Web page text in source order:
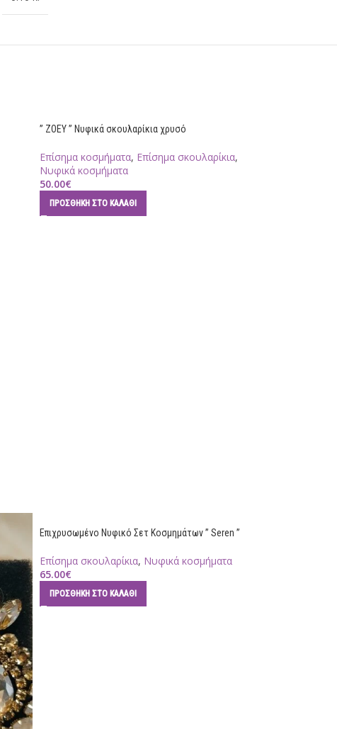
” ZOEY ” Νυφικά σκουλαρίκια χρυσό
Επίσημα κοσμήματα, Επίσημα σκουλαρίκια,
Νυφικά κοσμήματα
50.00€
ΠΡΟΣΘΉΚΗ ΣΤΟ ΚΑΛΆΘΙ
Επιχρυσωμένο Νυφικό Σετ Κοσμημάτων ” Seren ”
Επίσημα σκουλαρίκια, Νυφικά κοσμήματα
65.00€
ΠΡΟΣΘΉΚΗ ΣΤΟ ΚΑΛΆΘΙ